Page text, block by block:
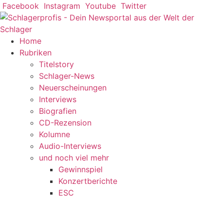
Zum
Inhalt
springen
Facebook Instagram Youtube Twitter
Home
Rubriken
Titelstory
Schlager-News
Neuerscheinungen
Interviews
Biografien
CD-Rezension
Kolumne
Audio-Interviews
und noch viel mehr
Gewinnspiel
Konzertberichte
ESC